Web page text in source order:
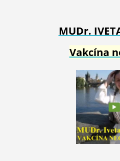
MUDr.
Vakcína